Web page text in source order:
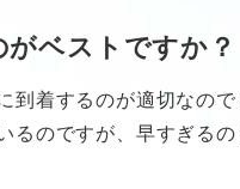
ベストですか？
到着するのが適切なの
るのですが、早すぎる